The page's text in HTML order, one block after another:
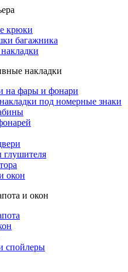
крюки
багажника
накладки
на фары и фонари
под номерные знаки
глушителя
окон
и окон
спойлеры